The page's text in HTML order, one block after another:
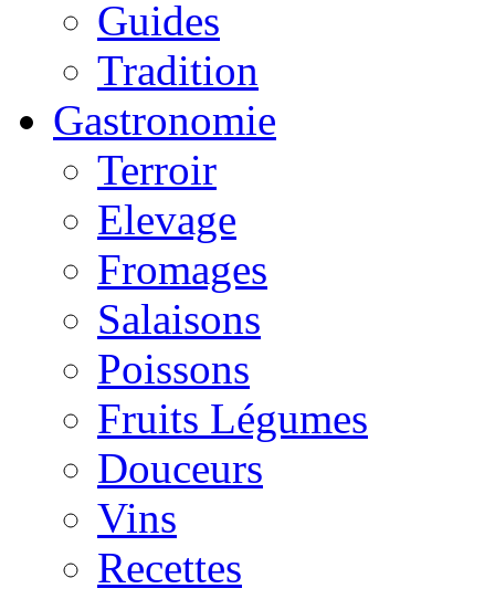
Guides
Tradition
Gastronomie
Terroir
Elevage
Fromages
Salaisons
Poissons
Fruits Légumes
Douceurs
Vins
Recettes